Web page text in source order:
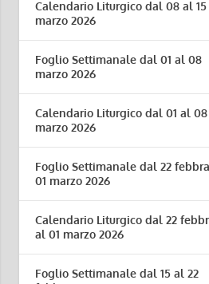
Calendario Liturgico dal 08 al 15
marzo 2026
Foglio Settimanale dal 01 al 08
marzo 2026
Calendario Liturgico dal 01 al 08
marzo 2026
Foglio Settimanale dal 22
01 marzo 2026
Calendario Liturgico dal 22
al 01 marzo 2026
Foglio Settimanale dal 15 al 22